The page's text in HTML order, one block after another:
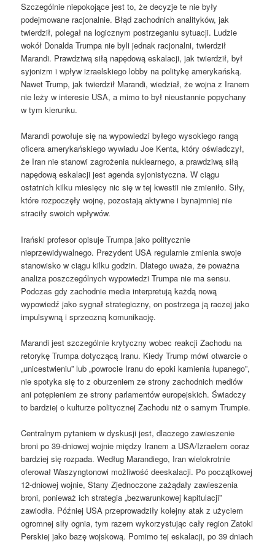
Szczególnie niepokojące jest to, że decyzje te nie były
podejmowane racjonalnie. Błąd zachodnich analityków, jak
twierdził, polegał na logicznym postrzeganiu sytuacji. Ludzie
wokół Donalda Trumpa nie byli jednak racjonalni, twierdził
Marandi. Prawdziwą siłą napędową eskalacji, jak twierdził, był
syjonizm i wpływ izraelskiego lobby na politykę amerykańską.
Nawet Trump, jak twierdził Marandi, wiedział, że wojna z Iranem
nie leży w interesie USA, a mimo to był nieustannie popychany
w tym kierunku.
Marandi powołuje się na wypowiedzi byłego wysokiego rangą
oficera amerykańskiego wywiadu Joe Kenta, który oświadczył,
że Iran nie stanowi zagrożenia nuklearnego, a prawdziwą siłą
napędową eskalacji jest agenda syjonistyczna. W ciągu
ostatnich kilku miesięcy nic się w tej kwestii nie zmieniło. Siły,
które rozpoczęły wojnę, pozostają aktywne i bynajmniej nie
straciły swoich wpływów.
Irański profesor opisuje Trumpa jako politycznie
nieprzewidywalnego. Prezydent USA regularnie zmienia swoje
stanowisko w ciągu kilku godzin. Dlatego uważa, że ​​poważna
analiza poszczególnych wypowiedzi Trumpa nie ma sensu.
Podczas gdy zachodnie media interpretują każdą nową
wypowiedź jako sygnał strategiczny, on postrzega ją raczej jako
impulsywną i sprzeczną komunikację.
Marandi jest szczególnie krytyczny wobec reakcji Zachodu na
retorykę Trumpa dotyczącą Iranu. Kiedy Trump mówi otwarcie o
„unicestwieniu” lub „powrocie Iranu do epoki kamienia łupanego”,
nie spotyka się to z oburzeniem ze strony zachodnich mediów
ani potępieniem ze strony parlamentów europejskich. Świadczy
to bardziej o kulturze politycznej Zachodu niż o samym Trumpie.
Centralnym pytaniem w dyskusji jest, dlaczego zawieszenie
broni po 39-dniowej wojnie między Iranem a USA/Izraelem coraz
bardziej się rozpada. Według Marandiego, Iran wielokrotnie
oferował Waszyngtonowi możliwość deeskalacji. Po początkowej
12-dniowej wojnie, Stany Zjednoczone zażądały zawieszenia
broni, ponieważ ich strategia „bezwarunkowej kapitulacji”
zawiodła. Później USA przeprowadziły kolejny atak z użyciem
ogromnej siły ognia, tym razem wykorzystując cały region Zatoki
Perskiej jako bazę wojskową. Pomimo tej eskalacji, po 39 dniach